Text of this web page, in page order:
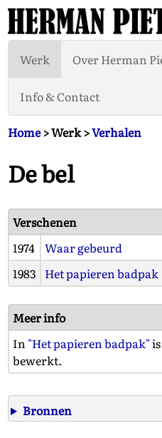
Werk Over Herman
Info & Contact
Home> Werk >Verhalen
De bel
Verschenen
1974 Waar gebeurd
1983 Het papieren badpak
Meer info
In "Het papieren badpak"
bewerkt.
Bronnen